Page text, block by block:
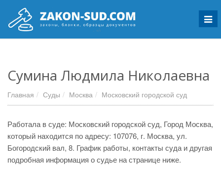
Сумина Людмила Николаевна
Главная Суды Москва Московский городской суд
Работала в суде: Московский городской суд, Город Москва,
который находится по адресу: 107076, г. Москва, ул.
Богородский вал, 8. График работы, контакты суда и другая
подробная информация о судье на странице ниже.